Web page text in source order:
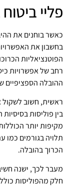
פליי
כאשר בוחנים את
בחשבון את
הפוטנציאליות
רחב של אפשרויות
ההובלה הספציפיים
ראשית, חשוב לשקול
בין פוליסות
מקיפות יותר
תלויה בגורמים כמו
הכרוך בהובלה.
מעבר לכך, ישנה
חלק מהפוליסות